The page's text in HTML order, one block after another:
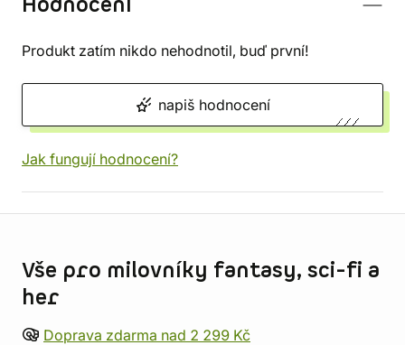
Produkt zatím nikdo nehodnotil, buď první!
napiš hodnocení
Jak fungují hodnocení?
Vše pro milovníky fantasy, sci-fi a
her
Doprava zdarma nad 2 299 Kč